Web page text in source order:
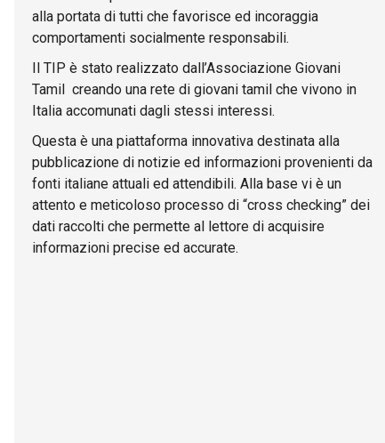
alla portata di tutti che favorisce ed incoraggia
comportamenti socialmente responsabili.
Il TIP è stato realizzato dall’Associazione Giovani
Tamil creando una rete di giovani tamil che vivono in
Italia accomunati dagli stessi interessi.
Questa è una piattaforma innovativa destinata alla
pubblicazione di notizie ed informazioni provenienti da
fonti italiane attuali ed attendibili. Alla base vi è un
attento e meticoloso processo di “cross checking” dei
dati raccolti che permette al lettore di acquisire
informazioni precise ed accurate.